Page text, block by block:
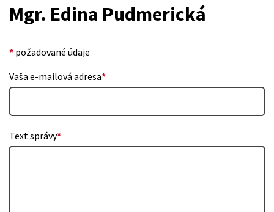
Mgr. Edina Pudmerická
* požadované údaje
Vaša e-mailová adresa*
Text správy*